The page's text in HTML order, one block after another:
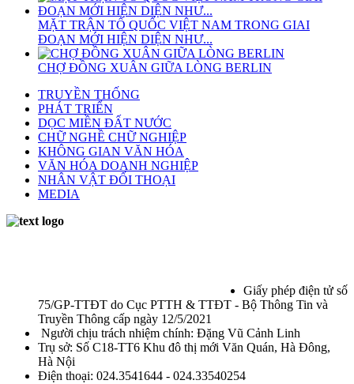
MẶT TRẬN TỔ QUỐC VIỆT NAM TRONG GIAI
ĐOẠN MỚI HIỆN DIỆN NHƯ...
CHỢ ĐỒNG XUÂN GIỮA LÒNG BERLIN
TRUYỀN THỐNG
PHÁT TRIỂN
DỌC MIỀN ĐẤT NƯỚC
CHỮ NGHỀ CHỮ NGHIỆP
KHÔNG GIAN VĂN HÓA
VĂN HÓA DOANH NGHIỆP
NHÂN VẬT ĐỐI THOẠI
MEDIA
Giấy phép điện tử số
75/GP-TTĐT do Cục PTTH & TTĐT - Bộ Thông Tin và
Truyền Thông cấp ngày 12/5/2021
Người chịu trách nhiệm chính: Đặng Vũ Cảnh Linh
Trụ sở: Số C18-TT6 Khu đô thị mới Văn Quán, Hà Đông,
Hà Nội
Điện thoại: 024.3541644 - 024.33540254